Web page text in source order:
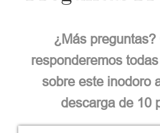
¿Más preguntas?
responderemos
sobre este inodoro
descarga de 10